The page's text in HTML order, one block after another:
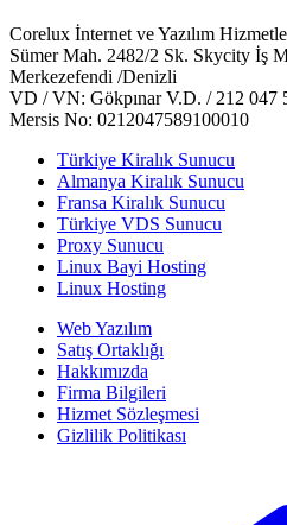
Corelux İnternet ve Yazılım
Sümer Mah. 2482/2 Sk. Skycity İş
Merkezefendi /Denizli
VD / VN: Gökpınar V.D. / 212 047
Mersis No: 0212047589100010
Türkiye Kiralık Sunucu
Almanya Kiralık Sunucu
Fransa Kiralık Sunucu
Türkiye VDS Sunucu
Proxy Sunucu
Linux Bayi Hosting
Linux Hosting
Web Yazılım
Satış Ortaklığı
Hakkımızda
Firma Bilgileri
Hizmet Sözleşmesi
Gizlilik Politikası